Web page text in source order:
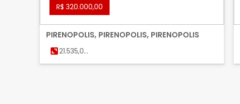
R$ 320.000,00
PIRENOPOLIS, PIRENOPOLIS, PIRENOPOLIS
21.535,00
m²